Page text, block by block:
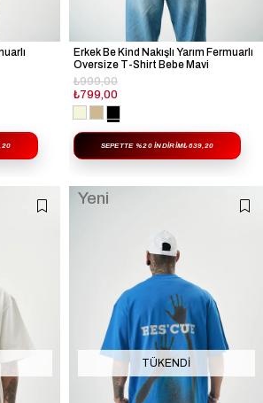
Erkek Be Kind Nakışlı Yarım Fermuarlı
Oversize T-Shirt Bebe Mavi
₺799,00
₺999,00
SEPETTE %20 İNDIRIM₺639,20
TÜKENDI
Yeni